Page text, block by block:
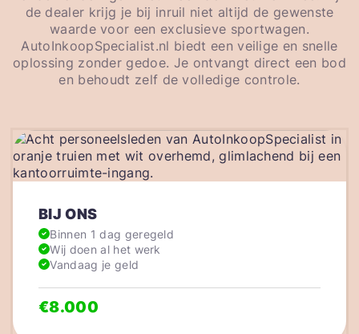
de dealer krijg je bij inruil niet altijd de gewenste
waarde voor een exclusieve sportwagen.
AutoInkoopSpecialist.nl biedt een veilige en snelle
oplossing zonder gedoe. Je ontvangt direct een bod
en behoudt zelf de volledige controle.
BIJ ONS
Binnen 1 dag geregeld
Wij doen al het werk
Vandaag je geld
€8.000